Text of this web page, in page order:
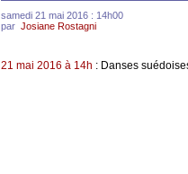
samedi 21 mai 2016 : 14h00
par Josiane Rostagni
21 mai 2016 à 14h : Danses